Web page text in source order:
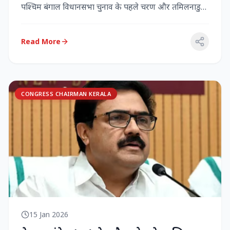
पश्चिम बंगाल विधानसभा चुनाव के पहले चरण और तमिलनाडु
Read More
CONGRESS CHAIRMAN KERALA
15 Jan 2026